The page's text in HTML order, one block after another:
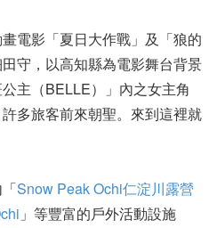
電影「夏日大作戰」及「狼的
守，以高知縣為電影舞台背景
主（BELLE）」內之女主角
多旅客前來朝聖。來到這裡就
Snow Peak Ochi仁淀川露營
」等豐富的戶外活動設施